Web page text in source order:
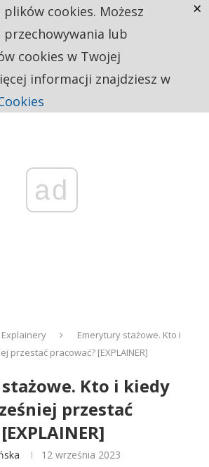
ad
Explainery
Emerytury stażowe. Kto i
przestać pracować? [EXPLAINER]
Kto i kiedy
przestać
12 września 2023
cookies. Możesz
lub
cookies w Twojej
informacji znajdziesz w
×